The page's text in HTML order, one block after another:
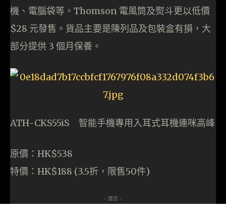
機、電腦袋等。Thomson 電風筒及熨斗更以低價
$28 元發售。貨品主要是陳列品及包裝盒有損，大
部分提供 3 個月保養。
ATH-CKS55iS 智能手機專用入耳式耳機連咪高峰
原價：HK$538
特價：HK$188 (3.5折，限售50件)
- 廣告 -